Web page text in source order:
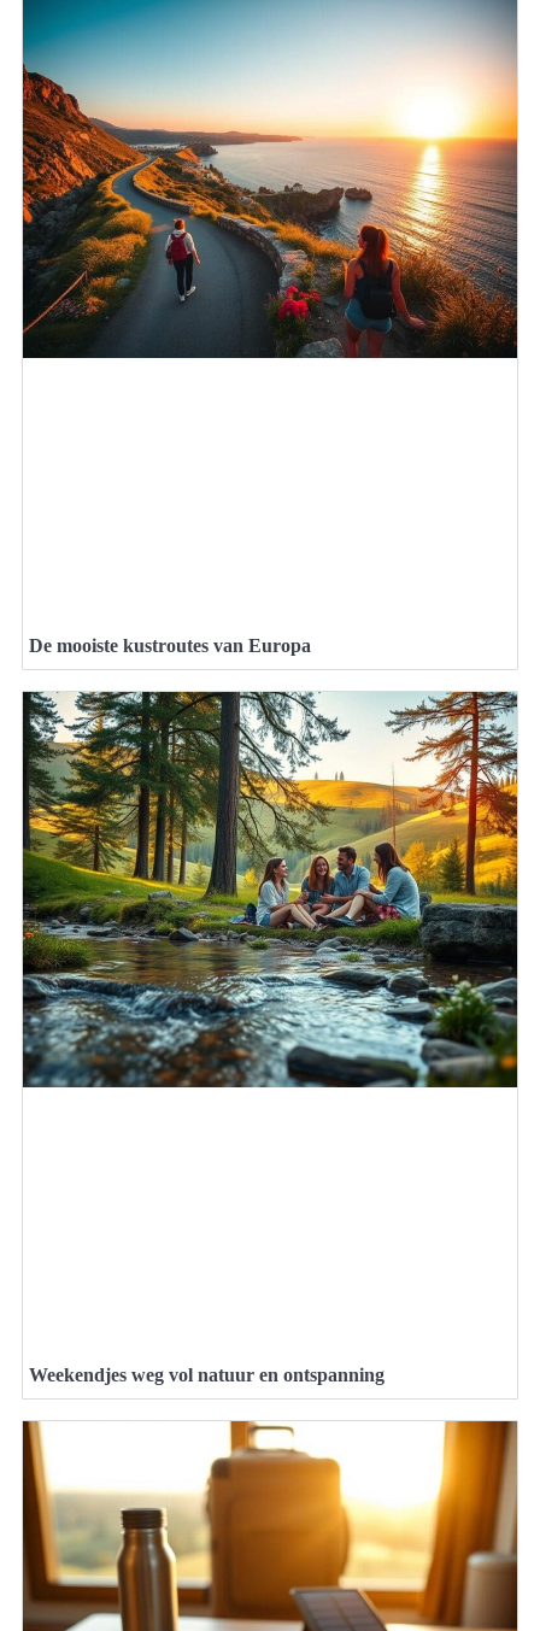
De mooiste kustroutes van Europa
Weekendjes weg vol natuur en ontspanning